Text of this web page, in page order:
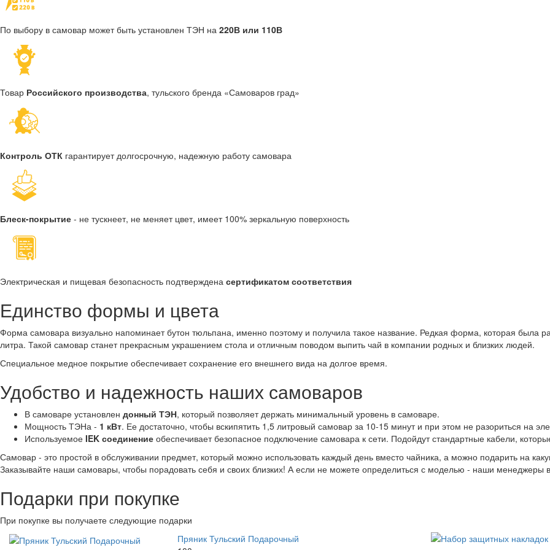
По выбору в самовар может быть установлен ТЭН на 220В или 110В
Товар Российского производства, тульского бренда «Самоваров град»
Контроль ОТК гарантирует долгосрочную, надежную работу самовара
Блеск-покрытие - не тускнеет, не меняет цвет, имеет 100% зеркальную поверхность
Электрическая и пищевая безопасность подтверждена сертификатом соответствия
Единство формы и цвета
Форма самовара визуально напоминает бутон тюльпана, именно поэтому и получила такое название. Редкая форма, которая была
литра. Такой самовар станет прекрасным украшением стола и отличным поводом выпить чай в компании родных и близких людей.
Специальное медное покрытие обеспечивает сохранение его внешнего вида на долгое время.
Удобство и надежность наших самоваров
В самоваре установлен донный ТЭН, который позволяет держать минимальный уровень в самоваре.
Мощность ТЭНа - 1 кВт. Ее достаточно, чтобы вскипятить 1,5 литровый самовар за 10-15 минут и при этом не разориться на
Используемое IEK соединение обеспечивает безопасное подключение самовара к сети. Подойдут стандартные кабели,
Самовар - это простой в обслуживании предмет, который можно использовать каждый день вместо чайника, а можно подарить на
Заказывайте наши самовары, чтобы порадовать себя и своих близких! А если не можете определиться с моделью - наши менеджеры
Подарки при покупке
При покупке вы получаете следующие подарки
Пряник Тульский Подарочный